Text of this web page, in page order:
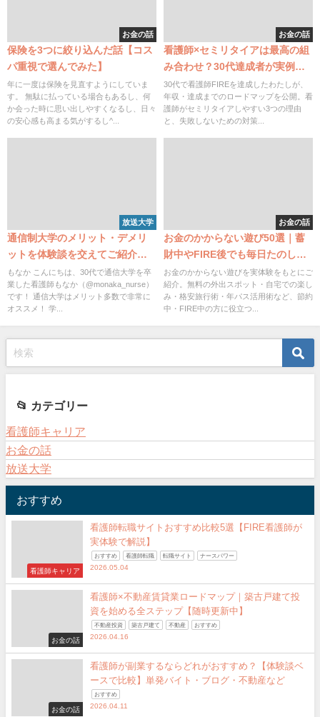
お金の話
保険を3つに絞り込んだ話【コス
パ重視で選んでみた】
年に一度は保険を見直すようにしていま
す。 無駄に払っている場合もあるし、何
か会った時に思い出しやすくなるし、日々
の安心感も高まる気がするし^...
お金の話
看護師×セミリタイアは最高の組
み合わせ？30代達成者が実例と
理由を解説
30代で看護師FIREを達成したわたしが、
年収・達成までのロードマップを公開。看
護師がセミリタイアしやすい3つの理由
と、失敗しないための対策...
放送大学
通信制大学のメリット・デメリ
ットを体験談を交えてご紹介！
メリット多数、何歳からでも大
学生になるのをおすすめしま
す！
もなか こんにちは、30代で通信大学を卒
業した看護師もなか（@monaka_nurse）
です！ 通信大学はメリット多数で非常に
オススメ！ 学...
お金の話
お金のかからない遊び50選｜蓄
財中やFIRE後でも毎日たのしく
暮らせます！【随時更新】
お金のかからない遊びを実体験をもとにご
紹介。無料の外出スポット・自宅での楽し
み・格安旅行術・年パス活用術など、節約
中・FIRE中の方に役立つ...
📂 カテゴリー
看護師キャリア
お金の話
放送大学
おすすめ
看護師キャリア
看護師転職サイトおすすめ比較5選【FIRE看護師が
実体験で解説】
おすすめ 看護師転職 転職サイト ナースパワー
2026.05.04
お金の話
看護師×不動産賃貸業ロードマップ｜築古戸建て投
資を始める全ステップ【随時更新中】
不動産投資 築古戸建て 不動産 おすすめ
2026.04.16
お金の話
看護師が副業するならどれがおすすめ？【体験談ベ
ースで比較】単発バイト・ブログ・不動産など
おすすめ
2026.04.11